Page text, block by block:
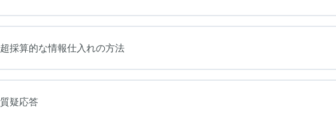
超採算的な情報仕入れの方法
質疑応答